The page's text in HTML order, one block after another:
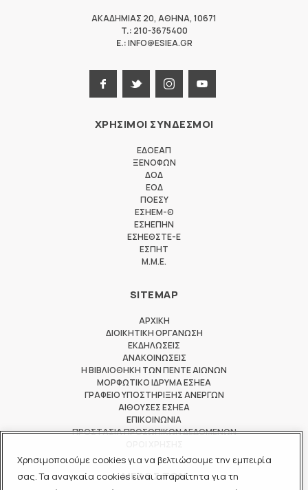
Χρησιμοποιούμε cookies για να βελτιώσουμε την εμπειρία
σας. Τα αναγκαία cookies είναι απαραίτητα για τη
ΑΚΑΔΗΜΙΑΣ 20, ΑΘΗΝΑ, 10671
T.: 210-3675400
E.:INFO@ESIEA.GR
ΧΡΗΣΙΜΟΙ ΣΥΝΔΕΣΜΟΙ
ΕΔΟΕΑΠ
ΞΕΝΟΦΩΝ
ΔΟΔ
ΕΟΔ
ΠΟΕΣΥ
ΕΣΗΕΜ-Θ
ΕΣΗΕΠΗΝ
ΕΣΗΕΘΣΤΕ-Ε
ΕΣΠΗΤ
M.M.E.
SITEMAP
ΑΡΧΙΚΗ
ΔΙΟΙΚΗΤΙΚΗ ΟΡΓΑΝΩΣΗ
ΕΚΔΗΛΩΣΕΙΣ
ΑΝΑΚΟΙΝΩΣΕΙΣ
Η ΒΙΒΛΙΟΘΗΚΗ ΤΩΝ ΠΕΝΤΕ ΑΙΩΝΩΝ
ΜΟΡΦΩΤΙΚΟ ΙΔΡΥΜΑ ΕΣΗΕΑ
ΓΡΑΦΕΙΟ ΥΠΟΣΤΗΡΙΞΗΣ ΑΝΕΡΓΩΝ
ΑΙΘΟΥΣΕΣ ΕΣΗΕΑ
ΕΠΙΚΟΙΝΩΝΙΑ
ΠΡΟΣΤΑΣΙΑ ΠΡΟΣΩΠΙΚΩΝ ΔΕΔΟΜΕΝΩΝ
ΜΕΛΟΣ ΤΩΝ